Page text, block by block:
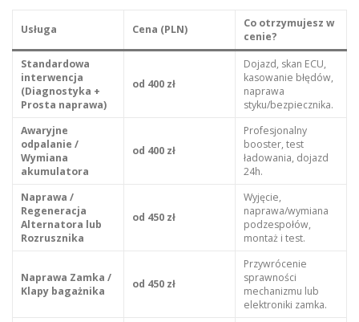
Usługa Cena (PLN)
Co otrzymujesz w
cenie?
Standardowa
interwencja
(Diagnostyka +
Prosta naprawa)
od 400 zł
Dojazd, skan ECU,
kasowanie błędów,
naprawa
styku/bezpiecznika.
Awaryjne
odpalanie /
Wymiana
akumulatora
od 400 zł
Profesjonalny
booster, test
ładowania, dojazd
24h.
Naprawa /
Regeneracja
Alternatora lub
Rozrusznika
od 450 zł
Wyjęcie,
naprawa/wymiana
podzespołów,
montaż i test.
Naprawa Zamka /
Klapy bagażnika
od 450 zł
Przywrócenie
sprawności
mechanizmu lub
elektroniki zamka.